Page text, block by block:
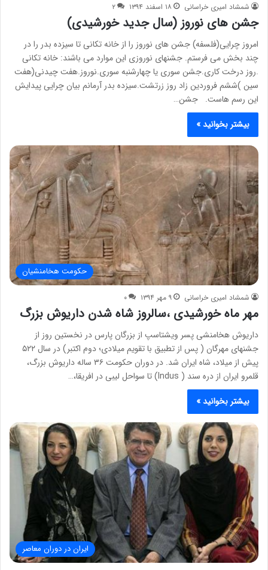
شمشاد امیری خراسانی ۱۸ اسفند ۱۳۹۴ ۲
جشن های نوروز (سال جدید خورشیدی)
امروز چرایی(فلسفه) جشن های نوروز را از خانه تکانی تا سیزده بدر را در
چند بخش می فرستم. جشنهای نوروزی این موارد می باشند: خانه تکانی
.روز درخت کاری.جشن سوری یا چهارشنبه سوری.نوروز.هفت چیدنی(هفت
سین )ششم فروردین زاد روز زرتشت.سیزده بدر آرمانم بیان چرایی پیدایش
این رسم هاست. جشن…
بیشتر بخوانید »
حکومت هخامنشیان
شمشاد امیری خراسانی ۹ مهر ۱۳۹۴ ۰
مهر ماه خورشیدی ،سالروز شاه شدن داریوش بزرگ
داریوش هخامنشی پسر ویشتاسپ از بزرگان پارس در نخستین روز از
جشنهای مهرگان ( پس از تطبیق با تقویم میلادی؛ دوم اکتبر) در سال ۵۲۲
پیش از میلاد، شاه ایران شد. در دوران حکومت ۳۶ ساله داریوش بزرگ،
قلمرو ایران از دره سند ( Indus) تا سواحل لیبی در افریقا،…
بیشتر بخوانید »
ایران در دوران معاصر